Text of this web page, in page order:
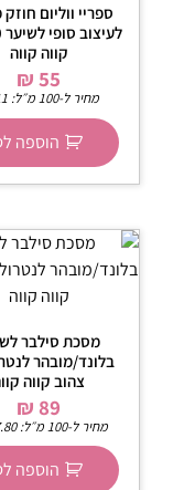
ספריי ווליום חוזק
קווה קווה
₪55
מחיר ל-100 מ״ל:
הוספה
מסכת סילבר
בלונד/מובהר
צהוב קווה
₪89
מחיר ל-100 מ״ל:
הוספה